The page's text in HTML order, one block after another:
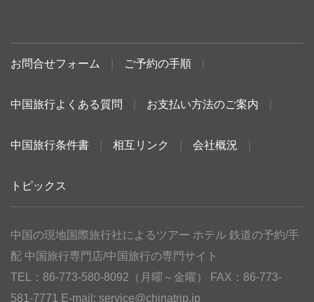
お問合せフォーム ご予約の手順
中国旅行よくある質問 お支払い方法のご案内
中国旅行条件書 相互リンク 会社概況
トピックス
中国の現地国際旅行社によるツアー ホテル 鉄道の予約/手
配 中国旅行専門店/中国旅行の専門サイト
TEL：86-773-580-8092（月曜～金曜） FAX：86-773-
581-7771 E-mail: service@chinatrip.jp